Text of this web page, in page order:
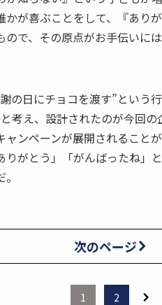
かが喜ぶことをして、『あり
ので、その原点がお手伝いに
の日にチョコを渡す”という
考え、設計されたのが今回
ャンペーンが展開されること
りがとう」「がんばったね」
次のページ
1 2